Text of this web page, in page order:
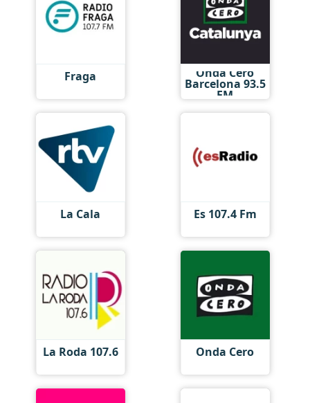
Fraga Onda Cero
Barcelona 93.5
FM
La Cala Es 107.4 Fm
La Roda 107.6 Onda Cero